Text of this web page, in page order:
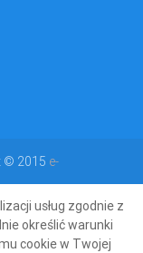
© 2015 e-
usług zgodnie z
określić warunki
cookie w Twojej